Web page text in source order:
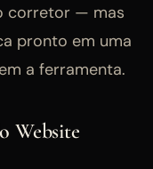
corretor — mas
pronto em uma
a ferramenta.
Website